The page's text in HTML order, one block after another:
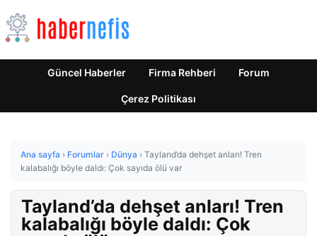
Güncel Haberler Firma Rehberi Forum
Çerez Politikası
Ana sayfa › Forumlar › Dünya › Tayland’da dehşet anları! Tren
kalabalığı böyle daldı: Çok sayıda ölü var
Tayland’da dehşet anları! Tren
kalabalığı böyle daldı: Çok